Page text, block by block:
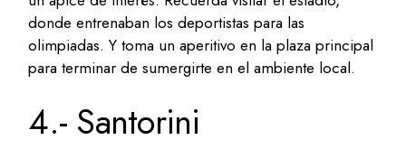
donde entrenaban los deportistas para las
olimpiadas. Y toma un aperitivo en la plaza principal
para terminar de sumergirte en el ambiente local.
4.- Santorini